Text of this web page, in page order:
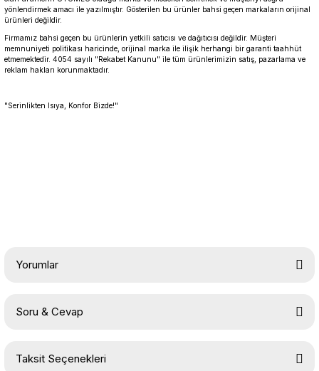
yönlendirmek amacı ile yazılmıştır. Gösterilen bu ürünler bahsi geçen markaların orijinal
ürünleri değildir.
Firmamız bahsi geçen bu ürünlerin yetkili satıcısı ve dağıtıcısı değildir. Müşteri
memnuniyeti politikası haricinde, orijinal marka ile ilişik herhangi bir garanti taahhüt
etmemektedir. 4054 sayılı "Rekabet Kanunu" ile tüm ürünlerimizin satış, pazarlama ve
reklam hakları korunmaktadır.
"Serinlikten Isıya, Konfor Bizde!"
Yorumlar
Soru & Cevap
Taksit Seçenekleri